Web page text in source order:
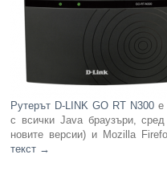
Рутерът D-LINK GO RT N300е
с всички Java браузъри,
новите версии) и Mozilla
текст →